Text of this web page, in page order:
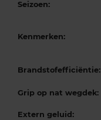
Seizoen:
Kenmerken:
Brandstofefficiëntie:
Grip op nat wegdek:
Extern geluid: